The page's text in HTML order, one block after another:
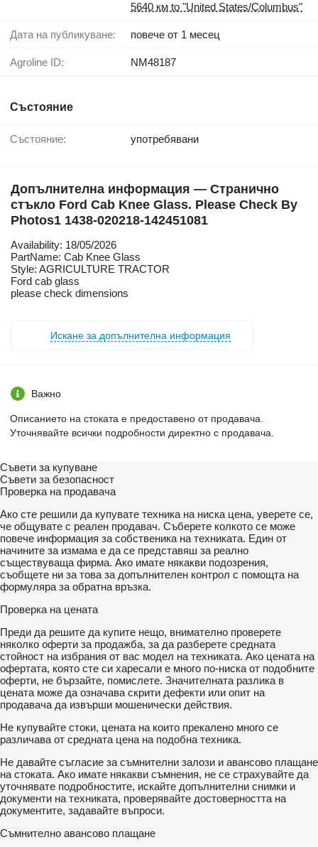
5640 км to "United States/Columbus"
Дата на публикуване: повече от 1 месец
Agroline ID: NM48187
Състояние
Състояние: употребявани
Допълнителна информация — Странично
стъкло Ford Cab Knee Glass. Please Check By
Photos1 1438-020218-142451081
Availability: 18/05/2026
PartName: Cab Knee Glass
Style: AGRICULTURE TRACTOR
Ford cab glass
please check dimensions
Искане за допълнителна информация
Важно
Описанието на стоката е предоставено от продавача.
Уточнявайте всички подробности директно с продавача.
Съвети за купуване
Съвети за безопасност
Проверка на продавача
Ако сте решили да купувате техника на ниска цена, уверете се,
че общувате с реален продавач. Съберете колкото се може
повече информация за собственика на техниката. Един от
начините за измама е да се представяш за реално
съществуваща фирма. Ако имате някакви подозрения,
съобщете ни за това за допълнителен контрол с помощта на
формуляра за обратна връзка.
Проверка на цената
Преди да решите да купите нещо, внимателно проверете
няколко оферти за продажба, за да разберете средната
стойност на избрания от вас модел на техниката. Ако цената на
офертата, която сте си харесали е много по-ниска от подобните
оферти, не бързайте, помислете. Значителната разлика в
цената може да означава скрити дефекти или опит на
продавача да извърши мошенически действия.
Не купувайте стоки, цената на които прекалено много се
различава от средната цена на подобна техника.
Не давайте съгласие за съмнителни залози и авансово плащане
на стоката. Ако имате някакви съмнения, не се страхувайте да
уточнявате подробностите, искайте допълнителни снимки и
документи на техниката, проверявайте достоверността на
документите, задавайте въпроси.
Съмнително авансово плащане